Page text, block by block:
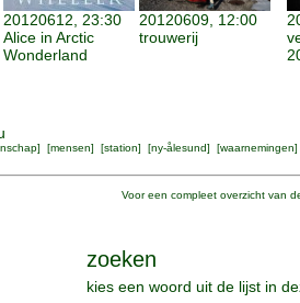
20120612, 23:30
Alice in Arctic
Wonderland
20120609, 12:00
trouwerij
] [mensen] [station] [ny-ålesund] [waarnemingen
Voor een compleet overzicht van
zoeken
kies een woord uit de lijst in